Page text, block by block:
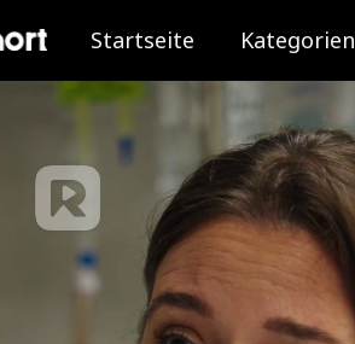
Startseite Kategorien